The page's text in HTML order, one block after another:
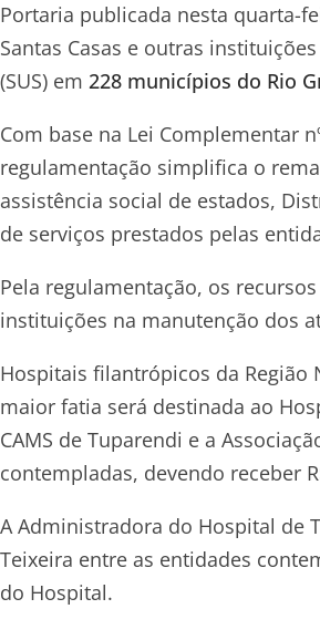
Portaria publicada nesta quarta-
Santas Casas e outras
(SUS) em 228 municípios do Rio
Com base na Lei Complementar
regulamentação simplifica o
assistência social de estados,
de serviços prestados pelas
Pela regulamentação, os
instituições na manutenção dos
Hospitais filantrópicos da Região
maior fatia será destinada ao
CAMS de Tuparendi e a
contempladas, devendo receber
A Administradora do Hospital de
Teixeira entre as entidades
do Hospital.